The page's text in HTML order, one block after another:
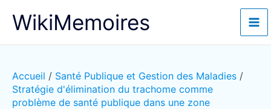
WikiMemoires
Accueil / Santé Publique et Gestion des Maladies /
Stratégie d'élimination du trachome comme
problème de santé publique dans une zone